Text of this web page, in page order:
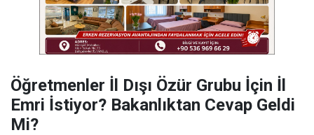
Öğretmenler İl Dışı Özür Grubu İçin İl
Emri İstiyor? Bakanlıktan Cevap Geldi
Mi?